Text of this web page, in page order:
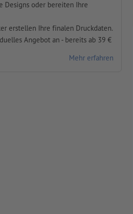
Designs oder bereiten Ihre
erstellen Ihre finalen Druckdaten.
Angebot an - bereits ab 39 €
Mehr erfahren